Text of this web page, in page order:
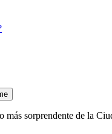
más sorprendente de la